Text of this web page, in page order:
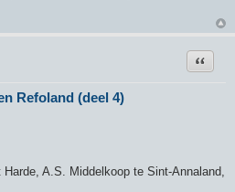
Refoland (deel 4)
Citeer
A.S. Middelkoop te Sint-Annaland,